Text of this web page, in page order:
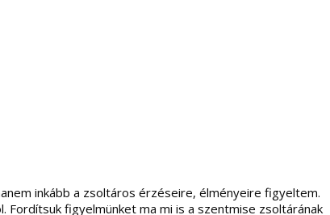
inkább a zsoltáros érzéseire, élményeire figyeltem.
Fordítsuk figyelmünket ma mi is a szentmise zsoltárának